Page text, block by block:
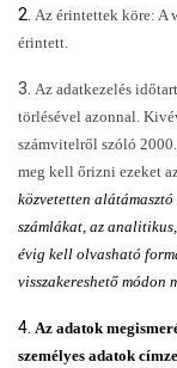
2. Az érintettek köre: A
érintett.
3. Az adatkezelés
törlésével azonnal.
számvitelről szóló
meg kell őrizni ezeket
közvetetten
számlákat, az
évig kell olvasható
visszakereshető módon
4. Az adatok
személyes adatok